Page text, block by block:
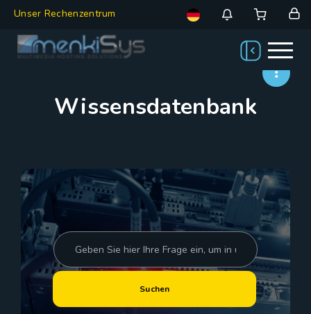
Unser Rechenzentrum
Wissensdatenbank